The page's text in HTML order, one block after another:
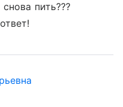
пить???